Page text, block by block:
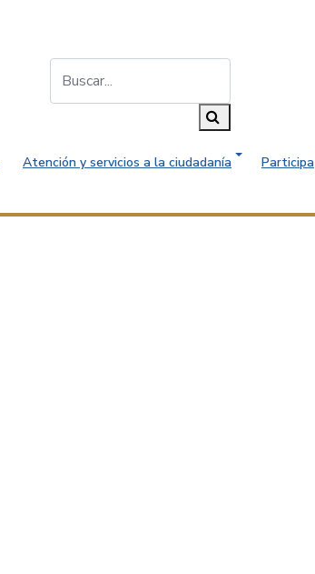
Atención y servicios a la ciudadanía Participa